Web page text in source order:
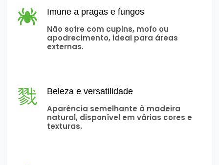
Imune a pragas e fungos
Não sofre com cupins, mofo ou
apodrecimento, ideal para áreas
externas.
Beleza e versatilidade
Aparência semelhante à madeira
natural, disponível em várias cores e
texturas.